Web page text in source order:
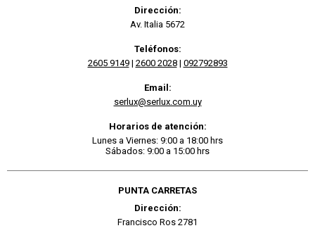
Dirección:
Av. Italia 5672
Teléfonos:
2605 9149| 2600 2028| 092792893
Email:
serlux@serlux.com.uy
Horarios de atención:
Lunes a Viernes: 9:00 a 18:00 hrs
Sábados: 9:00 a 15:00 hrs
PUNTA CARRETAS
Dirección:
Francisco Ros 2781